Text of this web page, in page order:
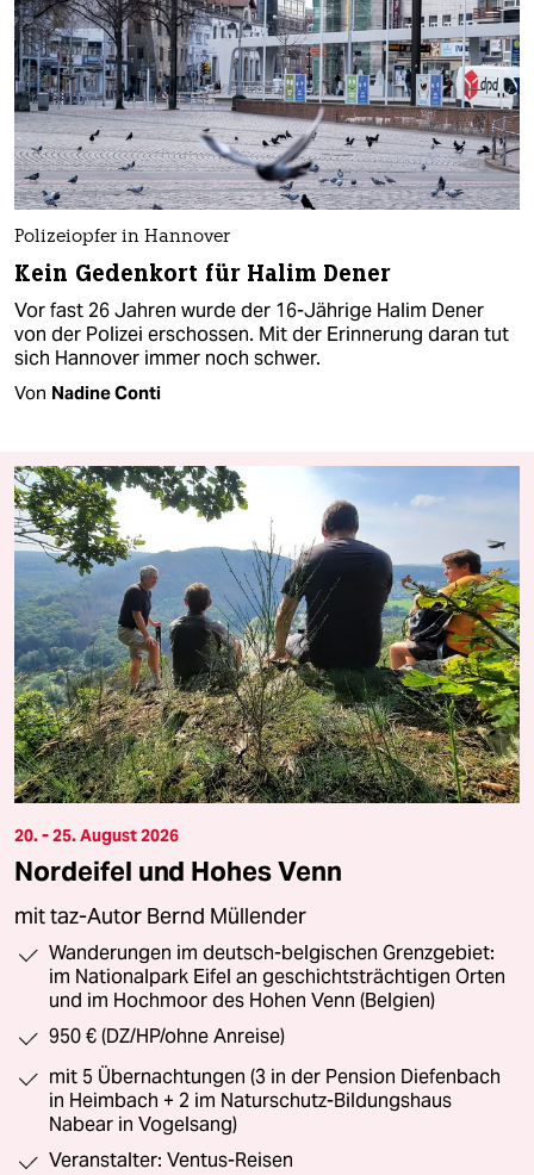
Polizeiopfer in Hannover
Kein Gedenkort für Halim Dener
Vor fast 26 Jahren wurde der 16-Jährige Halim Dener
von der Polizei erschossen. Mit der Erinnerung daran tut
sich Hannover immer noch schwer.
Von Nadine Conti
20. - 25. August 2026
Nordeifel und Hohes Venn
mit taz-Autor Bernd Müllender
Wanderungen im deutsch-belgischen Grenzgebiet:
im Nationalpark Eifel an geschichtsträchtigen Orten
und im Hochmoor des Hohen Venn (Belgien)
950 € (DZ/HP/ohne Anreise)
mit 5 Übernachtungen (3 in der Pension Diefenbach
in Heimbach + 2 im Naturschutz-Bildungshaus
Nabear in Vogelsang)
Veranstalter: Ventus-Reisen